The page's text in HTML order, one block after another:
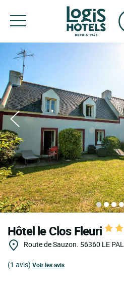
Hôtel le Clos Fleuri
Route de Sauzon. 56360 LE
(1 avis) Voir les avis